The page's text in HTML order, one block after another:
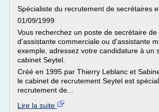
Spécialiste du recrutement de secrétaires
01/09/1999
Vous recherchez un poste de secrétaire de
d'assistante commerciale ou d'assistante
exemple, adressez votre candidature à un
cabinet Seytel.
Créé en 1995 par Thierry Leblanc et
le cabinet de recrutement Seytel est
recrutement de...
Lire la suite